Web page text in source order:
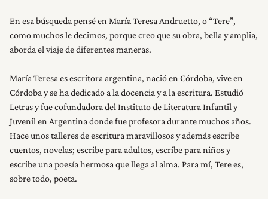
En esa búsqueda pensé en María Teresa Andruetto, o “Tere”,
como muchos le decimos, porque creo que su obra, bella y amplia,
aborda el viaje de diferentes maneras.
María Teresa es escritora argentina, nació en Córdoba, vive en
Córdoba y se ha dedicado a la docencia y a la escritura. Estudió
Letras y fue cofundadora del Instituto de Literatura Infantil y
Juvenil en Argentina donde fue profesora durante muchos años.
Hace unos talleres de escritura maravillosos y además escribe
cuentos, novelas; escribe para adultos, escribe para niños y
escribe una poesía hermosa que llega al alma. Para mí, Tere es,
sobre todo, poeta.